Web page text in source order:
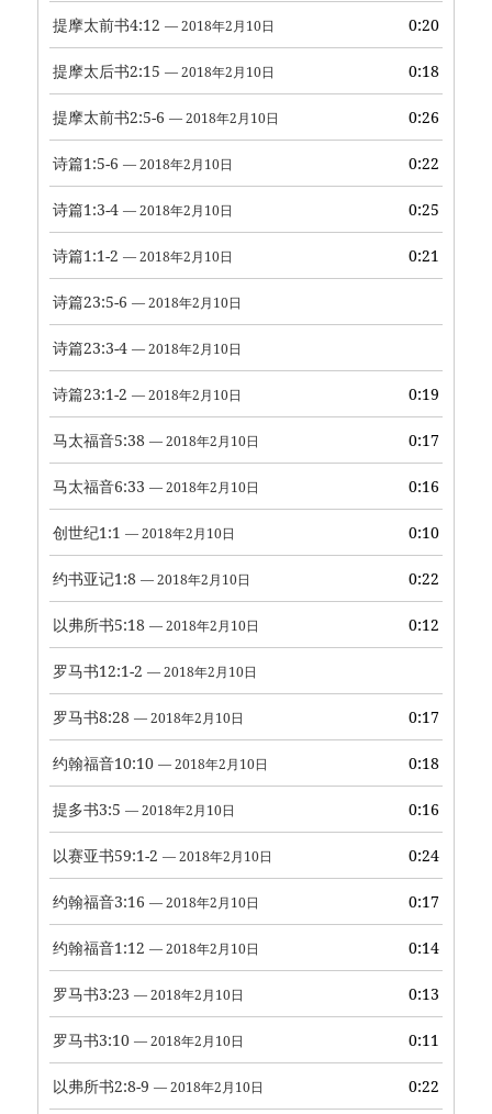
提摩太前书4:12 — 2018年2月10日 0:20
提摩太后书2:15 — 2018年2月10日 0:18
提摩太前书2:5-6 — 2018年2月10日 0:26
诗篇1:5-6 — 2018年2月10日 0:22
诗篇1:3-4 — 2018年2月10日 0:25
诗篇1:1-2 — 2018年2月10日 0:21
诗篇23:5-6 — 2018年2月10日
诗篇23:3-4 — 2018年2月10日
诗篇23:1-2 — 2018年2月10日 0:19
马太福音5:38 — 2018年2月10日 0:17
马太福音6:33 — 2018年2月10日 0:16
创世纪1:1 — 2018年2月10日 0:10
约书亚记1:8 — 2018年2月10日 0:22
以弗所书5:18 — 2018年2月10日 0:12
罗马书12:1-2 — 2018年2月10日
罗马书8:28 — 2018年2月10日 0:17
约翰福音10:10 — 2018年2月10日 0:18
提多书3:5 — 2018年2月10日 0:16
以赛亚书59:1-2 — 2018年2月10日 0:24
约翰福音3:16 — 2018年2月10日 0:17
约翰福音1:12 — 2018年2月10日 0:14
罗马书3:23 — 2018年2月10日 0:13
罗马书3:10 — 2018年2月10日 0:11
以弗所书2:8-9 — 2018年2月10日 0:22